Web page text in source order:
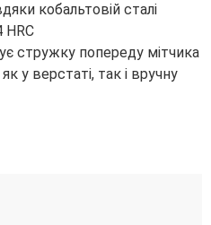
кобальтовій сталі
стружку попереду мітчика
у верстаті, так і вручну